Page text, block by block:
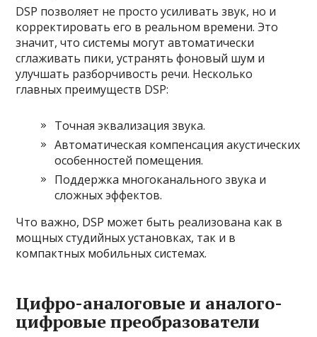
DSP позволяет не просто усиливать звук, но и
корректировать его в реальном времени. Это
значит, что системы могут автоматически
сглаживать пики, устранять фоновый шум и
улучшать разборчивость речи. Несколько
главных преимуществ DSP:
Точная эквализация звука.
Автоматическая компенсация акустических
особенностей помещения.
Поддержка многоканального звука и
сложных эффектов.
Что важно, DSP может быть реализована как в
мощных студийных установках, так и в
компактных мобильных системах.
Цифро-аналоговые и аналого-
цифровые преобразователи